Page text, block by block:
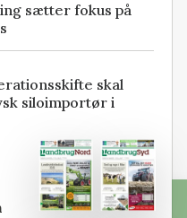
sætter fokus på
skal
siloimportør i